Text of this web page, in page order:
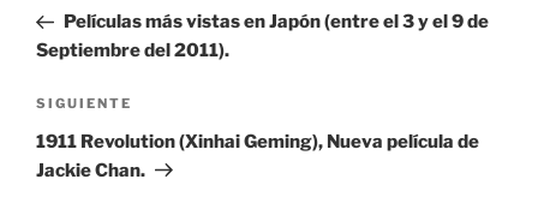
entradas
anterior:
Películas más vistas en Japón (entre el 3 y el 9 de
Septiembre del 2011).
Siguiente
entrada
SIGUIENTE
1911 Revolution (Xinhai Geming), Nueva película de
Jackie Chan.